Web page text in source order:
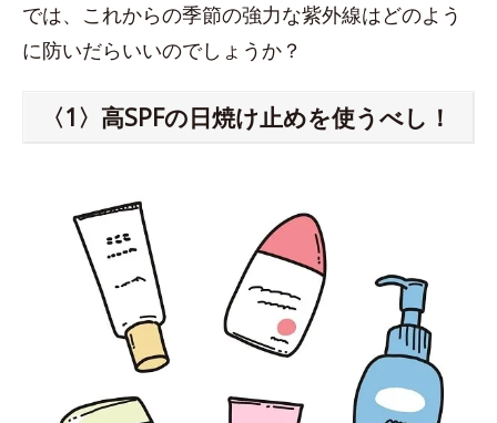
では、これからの季節の強力な紫外線はどのよう
に防いだらいいのでしょうか？
〈1〉高SPFの日焼け止めを使うべし！